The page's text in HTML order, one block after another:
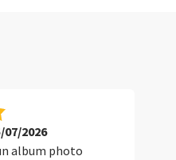
2026
album photo